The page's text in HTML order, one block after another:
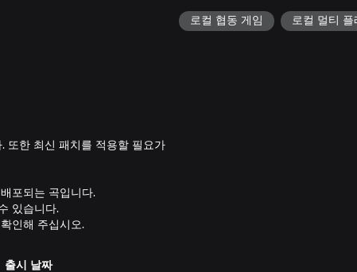
또한 최신 패치를 적용할 필요가
포되는 곡입니다.
있습니다.
인해 주십시오.
출시 날짜
로컬 협동 게임 로컬 멀티 플